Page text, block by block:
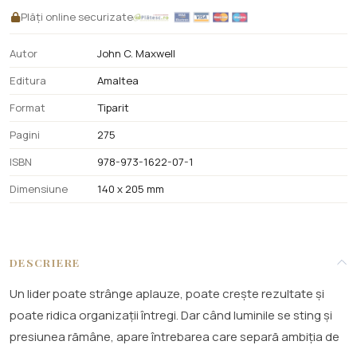
Plăți online securizate
Autor
John C. Maxwell
Editura
Amaltea
Format
Tiparit
Pagini
275
ISBN
978-973-1622-07-1
Dimensiune
140 x 205 mm
DESCRIERE
Un lider poate strânge aplauze, poate crește rezultate și
poate ridica organizații întregi. Dar când luminile se sting și
presiunea rămâne, apare întrebarea care separă ambiția de